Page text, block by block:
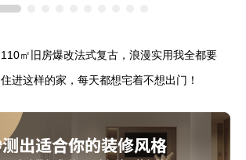
110㎡旧房爆改法式复古，浪漫实用我全都要
住进这样的家，每天都想宅着不想出门！